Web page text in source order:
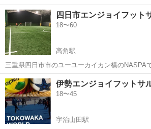
四日市エンジョイフット
18〜60
高角駅
三重県四日市市のユーユーカイカン横のNASPA
サルやっています。 その日に集まったメンバー
てます。 今は人数が少ないことがあるため人数
くやりたいと考えていますので、...
三重 四日市市 フットサル
エンジョイフットサル
伊勢エンジョイフットサ
18〜45
宇治山田駅